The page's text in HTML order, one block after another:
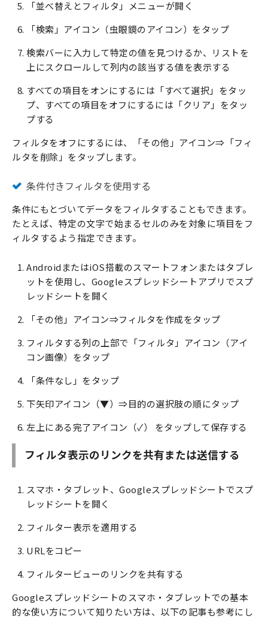
「並べ替えとフィルタ」メニューが開く
「検索」アイコン（虫眼鏡のアイコン）をタップ
検索バーに入力して特定の値を見つけるか、リストを
上にスクロールして列内の該当する値を表示する
すべての項目をオンにするには「すべて選択」をタッ
プ、すべての項目をオフにするには「クリア」をタッ
プする
フィルタをオフにするには、「その他」アイコン⇒「フィ
ルタを削除」をタップします。
条件付きフィルタを使用する
条件にもとづいてデータをフィルタすることもできます。
たとえば、特定の文字で始まるセルのみを対象に項目をフ
ィルタするよう指定できます。
AndroidまたはiOS搭載のスマートフォンまたはタブレ
ットを使用し、Googleスプレッドシートアプリでスプ
レッドシートを開く
「その他」アイコン⇒フィルタを作成をタップ
フィルタする列の上部で「フィルタ」アイコン（アイ
コン画像）をタップ
「条件なし」をタップ
下矢印アイコン（▼）⇒目的の選択肢の順にタップ
左上にある完了アイコン（✓） をタップして保存する
フィルタ表示のリンクを共有または送信する
スマホ・タブレット、Googleスプレッドシートでスプ
レッドシートを開く
フィルター表示を適用する
URLをコピー
フィルタービューのリンクを共有する
Googleスプレッドシートのスマホ・タブレットでの基本
的な使い方について知りたい方は、以下の記事も参考にし